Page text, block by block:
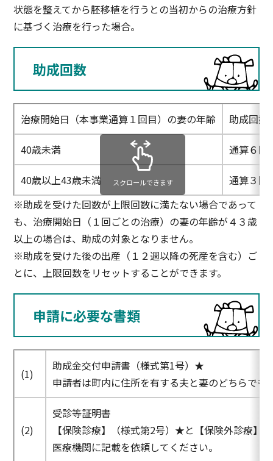
状態を整えてから胚移植を行うとの当初からの治療方針
に基づく治療を行った場合。
助成回数
治療開始日（本事業通算１回目）の妻の年齢 助成回数
40歳未満 通算６回
40歳以上43歳未満 通算３回
スクロールできます
※助成を受けた回数が上限回数に満たない場合であって
も、治療開始日（１回ごとの治療）の妻の年齢が４３歳
以上の場合は、助成の対象となりません。
※助成を受けた後の出産（１２週以降の死産を含む）ご
とに、上限回数をリセットすることができます。
申請に必要な書類
(1)
助成金交付申請書（様式第1号）★
申請者は町内に住所を有する夫と妻のどちらで
(2)
受診等証明書
【保険診療】（様式第2号）★と【保険外診療】
医療機関に記載を依頼してください。